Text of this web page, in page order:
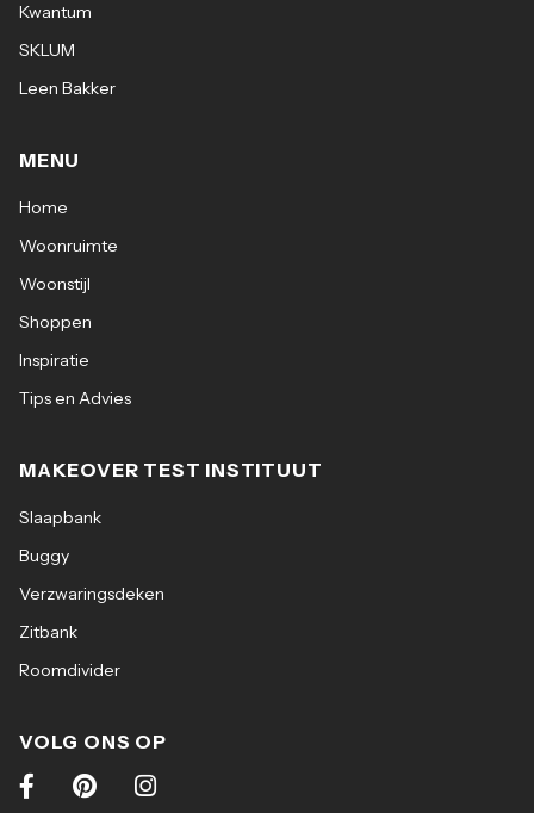
Kwantum
SKLUM
Leen Bakker
MENU
Home
Woonruimte
Woonstijl
Shoppen
Inspiratie
Tips en Advies
MAKEOVER TEST INSTITUUT
Slaapbank
Buggy
Verzwaringsdeken
Zitbank
Roomdivider
VOLG ONS OP